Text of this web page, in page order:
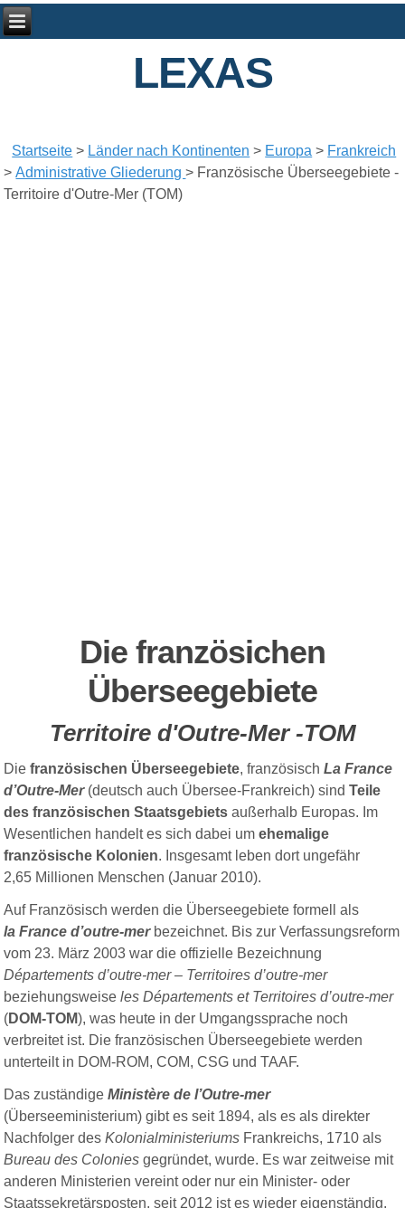
LEXAS
Startseite > Länder nach Kontinenten > Europa > Frankreich
>Administrative Gliederung> Französische Überseegebiete -
Territoire d'Outre-Mer (TOM)
Die französichen
Überseegebiete
Territoire d'Outre-Mer -TOM
Diefranzösischen Überseegebiete, französischLa France
d’Outre-Mer (deutsch auch Übersee-Frankreich) sindTeile
des französischen Staatsgebiets außerhalb Europas. Im
Wesentlichen handelt es sich dabei umehemalige
französische Kolonien. Insgesamt leben dort ungefähr
2,65 Millionen Menschen (Januar 2010).
Auf Französisch werden die Überseegebiete formell als
la France d’outre-merbezeichnet. Bis zur Verfassungsreform
vom 23. März 2003 war die offizielle Bezeichnung
Départements d’outre-mer – Territoires d’outre-mer
beziehungsweiseles Départements et Territoires d’outre-mer
(DOM-TOM), was heute in der Umgangssprache noch
verbreitet ist. Die französischen Überseegebiete werden
unterteilt in DOM-ROM, COM, CSG und TAAF.
Das zuständige Ministère de l’Outre-mer
(Überseeministerium) gibt es seit 1894, als es als direkter
Nachfolger desKolonialministeriums Frankreichs, 1710 als
Bureau des Coloniesgegründet, wurde. Es war zeitweise mit
anderen Ministerien vereint oder nur ein Minister- oder
Staatssekretärsposten, seit 2012 ist es wieder eigenständig.